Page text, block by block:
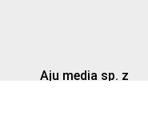
Aju media sp. z